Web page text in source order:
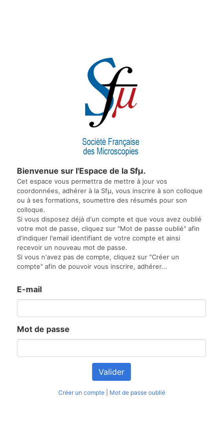
Bienvenue sur l'Espace de la Sfμ.
Cet espace vous permettra de mettre à jour vos
coordonnées, adhérer à la Sfμ, vous inscrire à son colloque
ou à ses formations, soumettre des résumés pour son
colloque.
Si vous disposez déjà d'un compte et que vous avez oublié
votre mot de passe, cliquez sur "Mot de passe oublié" afin
d'indiquer l'email identifiant de votre compte et ainsi
recevoir un nouveau mot de passe.
Si vous n'avez pas de compte, cliquez sur "Créer un
compte" afin de pouvoir vous inscrire, adhérer...
E-mail
Mot de passe
Créer un compte| Mot de passe oublié